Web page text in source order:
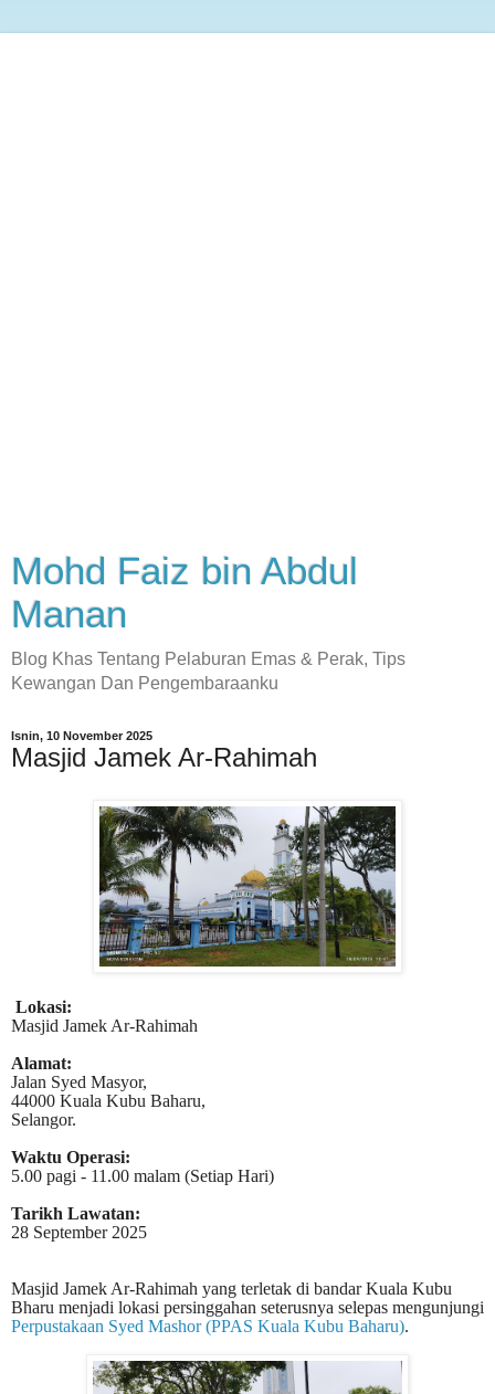
Mohd Faiz bin Abdul
Manan
Blog Khas Tentang Pelaburan Emas & Perak, Tips
Kewangan Dan Pengembaraanku
Isnin, 10 November 2025
Masjid Jamek Ar-Rahimah
Lokasi:
Masjid Jamek Ar-Rahimah
Alamat:
Jalan Syed Masyor,
44000 Kuala Kubu Baharu,
Selangor.
Waktu Operasi:
5.00 pagi - 11.00 malam (Setiap Hari)
Tarikh Lawatan:
28 September 2025
Masjid Jamek Ar-Rahimah yang terletak di bandar Kuala Kubu
Bharu menjadi lokasi persinggahan seterusnya selepas mengunjungi
Perpustakaan Syed Mashor (PPAS Kuala Kubu Baharu).